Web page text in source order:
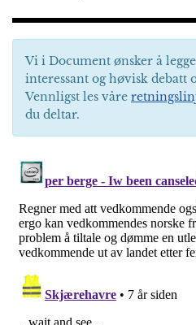
Vi i Document ønsker å
interessant og høvisk debatt
Vennligst les våre
du deltar.